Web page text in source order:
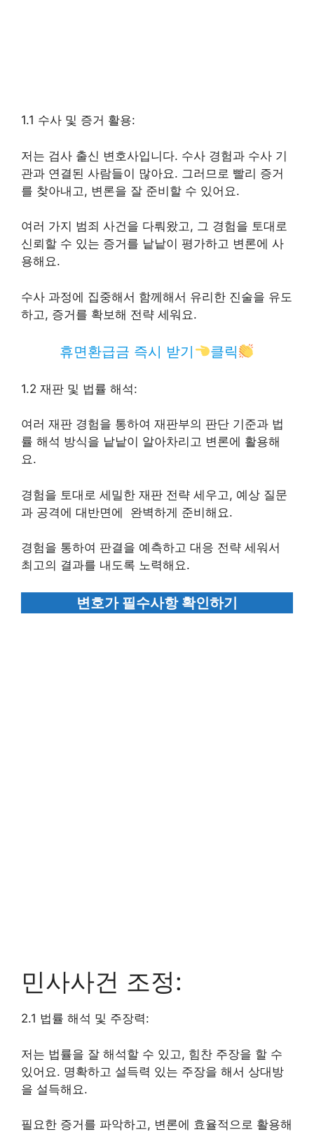
1.1 수사 및 증거 활용:
저는 검사 출신 변호사입니다. 수사 경험과 수사 기
관과 연결된 사람들이 많아요. 그러므로 빨리 증거
를 찾아내고, 변론을 잘 준비할 수 있어요.
여러 가지 범죄 사건을 다뤄왔고, 그 경험을 토대로
신뢰할 수 있는 증거를 낱낱이 평가하고 변론에 사
용해요.
수사 과정에 집중해서 함께해서 유리한 진술을 유도
하고, 증거를 확보해 전략 세워요.
휴면환급금 즉시 받기 클릭
1.2 재판 및 법률 해석:
여러 재판 경험을 통하여 재판부의 판단 기준과 법
률 해석 방식을 낱낱이 알아차리고 변론에 활용해
요.
경험을 토대로 세밀한 재판 전략 세우고, 예상 질문
과 공격에 대반면에 완벽하게 준비해요.
경험을 통하여 판결을 예측하고 대응 전략 세워서
최고의 결과를 내도록 노력해요.
변호가 필수사항 확인하기
민사사건 조정:
2.1 법률 해석 및 주장력:
저는 법률을 잘 해석할 수 있고, 힘찬 주장을 할 수
있어요. 명확하고 설득력 있는 주장을 해서 상대방
을 설득해요.
필요한 증거를 파악하고, 변론에 효율적으로 활용해